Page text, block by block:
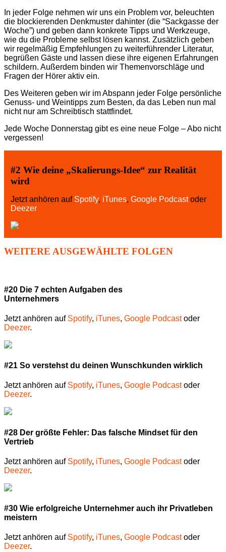
In jeder Folge nehmen wir uns ein Problem vor, beleuchten
die blockierenden Denkmuster dahinter (die “Sackgasse der
Woche”) und geben dann konkrete Tipps und Werkzeuge,
wie du die Probleme selbst lösen kannst. Zusätzlich geben
wir regelmäßig Empfehlungen zu weiterführender Literatur,
begrüßen Gäste und lassen diese ihre eigenen Erfahrungen
schildern. Außerdem binden wir Themenvorschläge und
Fragen der Hörer aktiv ein.
Des Weiteren geben wir im Abspann jeder Folge persönliche
Genuss- und Weintipps zum Besten, da das Leben nun mal
nicht nur am Schreibtisch stattfindet.
Jede Woche Donnerstag gibt es eine neue Folge – Abo nicht
vergessen!
#2 Wie deine „Skalierungs-Idee“ zur Realität
wird
Jetzt anhören auf Spotify, iTunes, Google Podcastoder
Deezer
WEITERE AUSGEWÄHLTE FOLGEN
#20 Die 7 echten Aufgaben des
Unternehmers
Jetzt anhören auf Spotify, iTunes, Google Podcastoder
Deezer.
#21 So verstehst du deinen Wunschkunden wirklich
Jetzt anhören auf Spotify, iTunes, Google Podcastoder
Deezer.
#28 Der größte Fehler: Das falsche Mindset für den
Vertrieb
Jetzt anhören auf Spotify, iTunes, Google Podcastoder
Deezer.
#30 Wie erfolgreiche Unternehmer auch ihr Privatleben
meistern
Jetzt anhören auf Spotify, iTunes, Google Podcastoder
Deezer.